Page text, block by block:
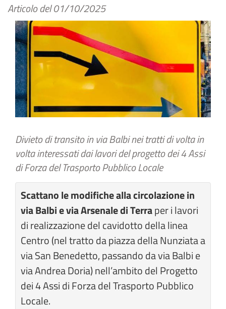
Articolo del01/10/2025
Divieto di transito in via Balbi nei tratti di volta in
volta interessati dai lavori del progetto dei 4 Assi
di Forza del Trasporto Pubblico Locale
Scattano le modifiche alla circolazione in
via Balbi e via Arsenale di Terraper i lavori
di realizzazione del cavidotto della linea
Centro (nel tratto da piazza della Nunziata a
via San Benedetto, passando da via Balbi e
via Andrea Doria) nell’ambito del Progetto
dei 4 Assi di Forza del Trasporto Pubblico
Locale.